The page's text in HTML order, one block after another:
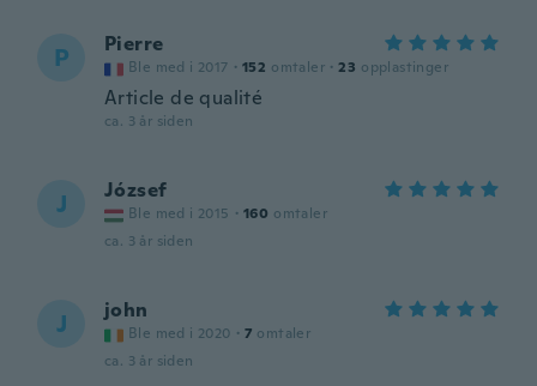
P Pierre
Ble med i 2017 · 152 omtaler · 23 opplastinger
Article de qualité
ca. 3 år siden
J József
Ble med i 2015 · 160 omtaler
ca. 3 år siden
J john
Ble med i 2020 · 7 omtaler
ca. 3 år siden